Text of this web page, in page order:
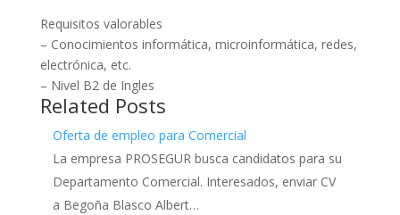
Requisitos valorables
– Conocimientos informática, microinformática, redes,
electrónica, etc.
– Nivel B2 de Ingles
Related Posts
Oferta de empleo para Comercial
La empresa PROSEGUR busca candidatos para su
Departamento Comercial. Interesados, enviar CV
a Begoña Blasco Albert…